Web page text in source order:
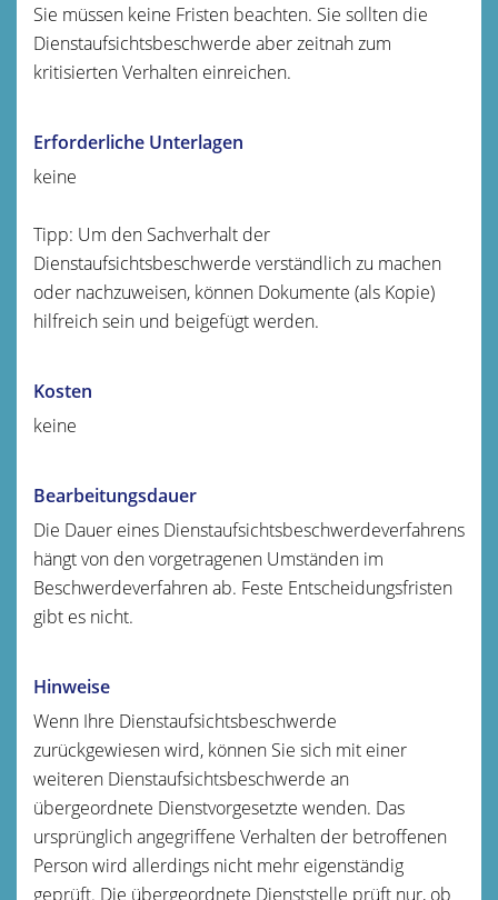
Sie müssen keine Fristen beachten. Sie sollten die
Dienstaufsichtsbeschwerde aber zeitnah zum
kritisierten Verhalten einreichen.
Erforderliche Unterlagen
keine
Tipp: Um den Sachverhalt der
Dienstaufsichtsbeschwerde verständlich zu machen
oder nachzuweisen, können Dokumente (als Kopie)
hilfreich sein und beigefügt werden.
Kosten
keine
Bearbeitungsdauer
Die Dauer eines Dienstaufsichtsbeschwerdeverfahrens
hängt von den vorgetragenen Umständen im
Beschwerdeverfahren ab. Feste Entscheidungsfristen
gibt es nicht.
Hinweise
Wenn Ihre Dienstaufsichtsbeschwerde
zurückgewiesen wird, können Sie sich mit einer
weiteren Dienstaufsichtsbeschwerde an
übergeordnete Dienstvorgesetzte wenden. Das
ursprünglich angegriffene Verhalten der betroffenen
Person wird allerdings nicht mehr eigenständig
geprüft. Die übergeordnete Dienststelle prüft nur, ob